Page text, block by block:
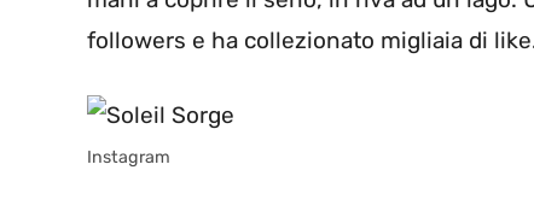
followers e ha collezionato migliaia di
Instagram